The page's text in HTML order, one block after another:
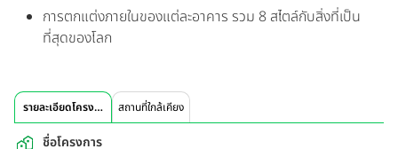
การตกแต่งภายในของแต่ละอาคาร รวม 8 สไตล์กับสิ่งที่เป็น
ที่สุดของโลก
รายละเอียดโครงการ สถานที่ใกล้เคียง
ชื่อโครงการ